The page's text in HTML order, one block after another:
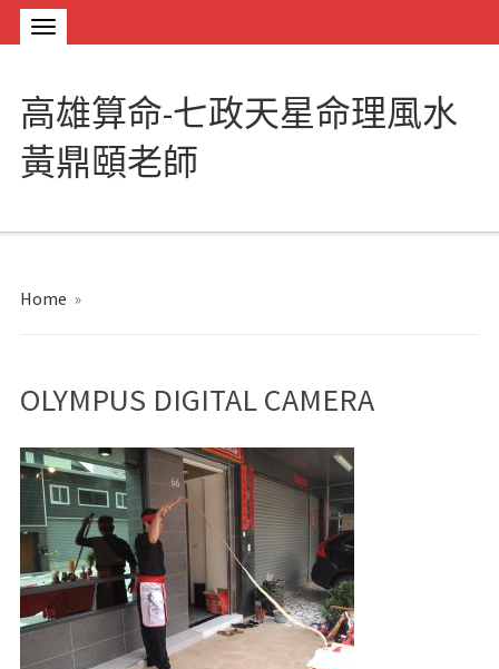
高雄算命-七政天星命理風水
黃鼎頤老師
Home »
OLYMPUS DIGITAL CAMERA